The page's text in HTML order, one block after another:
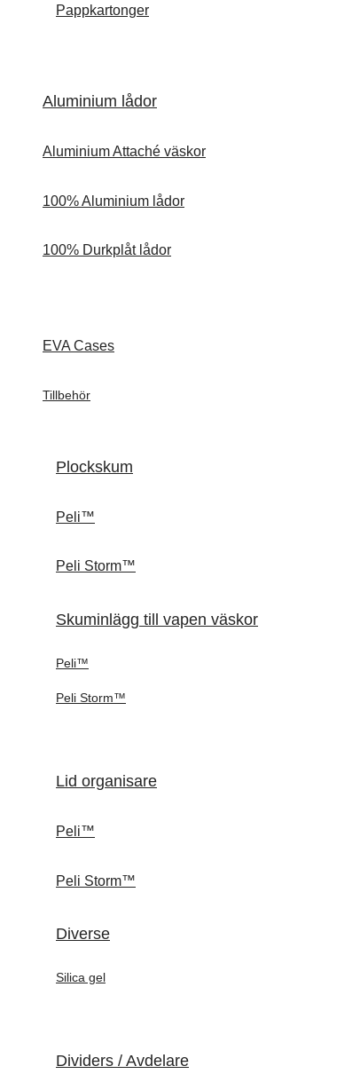
Pappkartonger
Aluminium lådor
Aluminium Attaché väskor
100% Aluminium lådor
100% Durkplåt lådor
EVA Cases
Tillbehör
Plockskum
Peli™
Peli Storm™
Skuminlägg till vapen väskor
Peli™
Peli Storm™
Lid organisare
Peli™
Peli Storm™
Diverse
Silica gel
Dividers / Avdelare